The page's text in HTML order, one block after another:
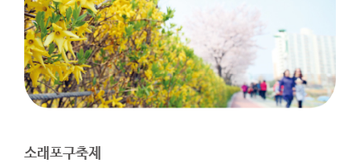
소래포구축제